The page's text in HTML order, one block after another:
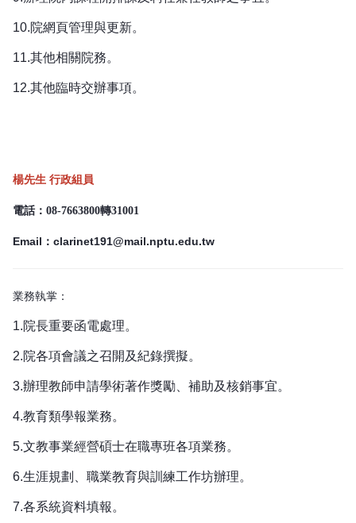
10.院網頁管理與更新。
11.其他相關院務。
12.其他臨時交辦事項。
楊先生 行政組員
電話：08-7663800轉31001
Email： clarinet191@mail.nptu.edu.tw
業務執掌：
1.院長重要函電處理。
2.院各項會議之召開及紀錄撰擬。
3.辦理教師申請學術著作獎勵、補助及核銷事宜。
4.教育類學報業務。
5.文教事業經營碩士在職專班各項業務。
6.生涯規劃、職業教育與訓練工作坊辦理。
7.各系統資料填報。